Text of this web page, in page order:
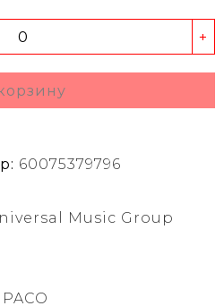
+
60075379796
Music Group